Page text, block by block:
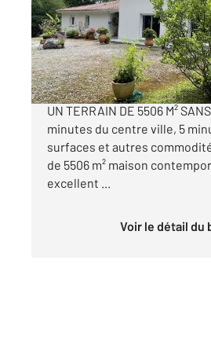
Maison à vendre
610 000 €
DAX MAISON
UN TERRAIN DE 5506 M²
minutes du centre ville, 5
surfaces et autres
de 5506 m² maison
excellent ...
Voir le détail du